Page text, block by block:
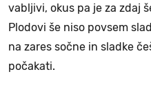
vabljivi, okus pa je za zdaj
Plodovi še niso povsem
na zares sočne in sladke
počakati.